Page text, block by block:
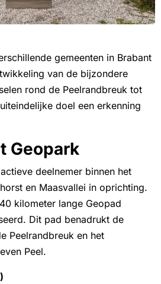
gemeenten in Brabant
van de bijzondere
rond de Peelrandbreuk tot
doel een erkenning
Geopark
deelnemer binnen het
en Maasvallei in oprichting.
kilometer lange Geopad
Dit pad benadrukt de
Peelrandbreuk en het
Peel.